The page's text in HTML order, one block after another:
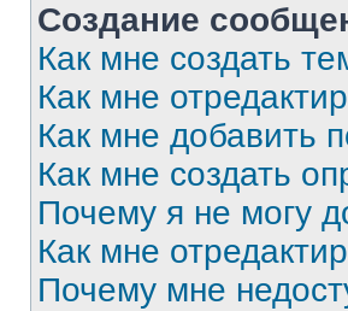
Создание
Как мне создать
Как мне
Как мне добавить
Как мне создать
Почему я не могу
Как мне
Почему мне